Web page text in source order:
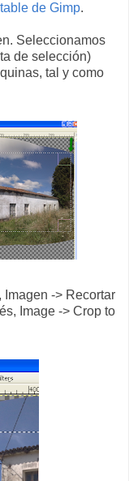
de Gimp.
Seleccionamos
de selección)
tal y como
Imagen -> Recortar
Image -> Crop to